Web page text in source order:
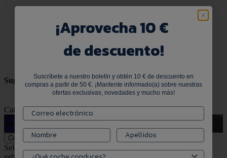
Sugerencias
Categorías populares Ver todo
Alfombrillas de goma
Ver productos
Cerrar
Selecciona tu vehículo para comprobar la compatibilidad:
¡Aprovecha 10 €
de descuento!
Suscríbete a nuestro boletín y obtén 10 € de descuento en
compras a partir de 50 €. ¡Mantente informado(a) sobre nuestras
ofertas exclusivas, novedades y mucho más!